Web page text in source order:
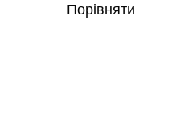
Порівняти